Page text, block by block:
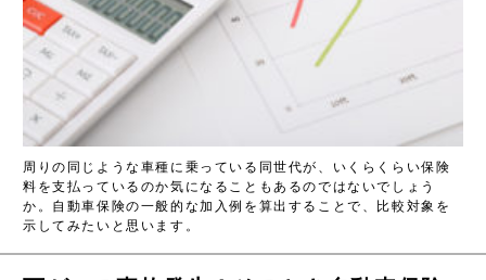
周りの同じような車種に乗っている同世代が、いくらくらい保険
料を支払っているのか気になることもあるのではないでしょう
か。自動車保険の一般的な加入例を算出することで、比較対象を
示してみたいと思います。